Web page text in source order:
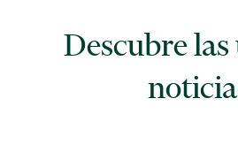
Descubre